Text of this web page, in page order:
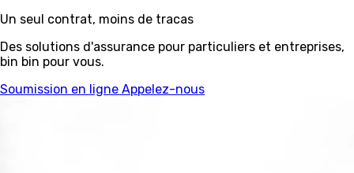
Un seul contrat, moins de tracas
Des solutions d'assurance pour particuliers et entreprises,
bin bin pour vous.
Soumission en ligne Appelez-nous